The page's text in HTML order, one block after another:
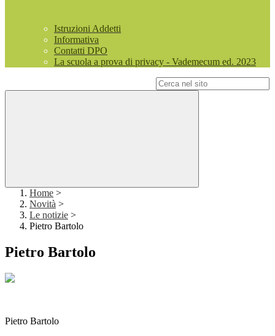
Istruzioni Addetti
Informativa
Contatti DPO
La scuola a prova di privacy - Vademecum ed. 2023
Home >
Novità >
Le notizie >
Pietro Bartolo
Pietro Bartolo
Pietro Bartolo